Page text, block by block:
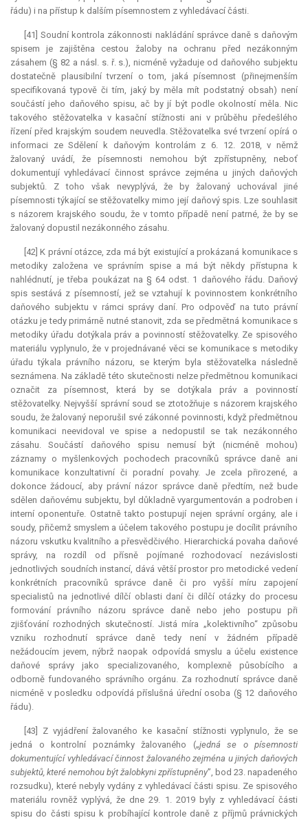
řádu) i na přístup k dalším písemnostem z vyhledávací části.
[41] Soudní kontrola zákonnosti nakládání správce daně s daňovým
spisem je zajištěna cestou žaloby na ochranu před nezákonným
zásahem (§ 82 a násl. s. ř. s.), nicméně vyžaduje od daňového subjektu
dostatečně plausibilní tvrzení o tom, jaká písemnost (přinejmenším
specifikovaná typově či tím, jaký by měla mít podstatný obsah) není
součástí jeho daňového spisu, ač by jí být podle okolností měla. Nic
takového stěžovatelka v kasační stížnosti ani v průběhu předešlého
řízení před krajským soudem neuvedla. Stěžovatelka své tvrzení opírá o
informaci ze Sdělení k daňovým kontrolám z 6. 12. 2018, v němž
žalovaný uvádí, že písemnosti nemohou být zpřístupněny, neboť
dokumentují vyhledávací činnost správce zejména u jiných daňových
subjektů. Z toho však nevyplývá, že by žalovaný uchovával jiné
písemnosti týkající se stěžovatelky mimo její daňový spis. Lze souhlasit
s názorem krajského soudu, že v tomto případě není patrné, že by se
žalovaný dopustil nezákonného zásahu.
[42] K právní otázce, zda má být existující a prokázaná komunikace s
metodiky založena ve správním spise a má být někdy přístupna k
nahlédnutí, je třeba poukázat na § 64 odst. 1 daňového řádu. Daňový
spis sestává z písemností, jež se vztahují k povinnostem konkrétního
daňového subjektu v rámci správy daní. Pro odpověď na tuto právní
otázku je tedy primárně nutné stanovit, zda se předmětná komunikace s
metodiky úřadu dotýkala práv a povinností stěžovatelky. Ze spisového
materiálu vyplynulo, že v projednávané věci se komunikace s metodiky
úřadu týkala právního názoru, se kterým byla stěžovatelka následně
seznámena. Na základě této skutečnosti nelze předmětnou komunikaci
označit za písemnost, která by se dotýkala práv a povinností
stěžovatelky. Nejvyšší správní soud se ztotožňuje s názorem krajského
soudu, že žalovaný neporušil své zákonné povinnosti, když předmětnou
komunikaci neevidoval ve spise a nedopustil se tak nezákonného
zásahu. Součástí daňového spisu nemusí být (nicméně mohou)
záznamy o myšlenkových pochodech pracovníků správce daně ani
komunikace konzultativní či poradní povahy. Je zcela přirozené, a
dokonce žádoucí, aby právní názor správce daně předtím, než bude
sdělen daňovému subjektu, byl důkladně vyargumentován a podroben i
interní oponentuře. Ostatně takto postupují nejen správní orgány, ale i
soudy, přičemž smyslem a účelem takového postupu je docílit právního
názoru vskutku kvalitního a přesvědčivého. Hierarchická povaha daňové
správy, na rozdíl od přísně pojímané rozhodovací nezávislosti
jednotlivých soudních instancí, dává větší prostor pro metodické vedení
konkrétních pracovníků správce daně či pro vyšší míru zapojení
specialistů na jednotlivé dílčí oblasti daní či dílčí otázky do procesu
formování právního názoru správce daně nebo jeho postupu při
zjišťování rozhodných skutečností. Jistá míra „kolektivního“ způsobu
vzniku rozhodnutí správce daně tedy není v žádném případě
nežádoucím jevem, nýbrž naopak odpovídá smyslu a účelu existence
daňové správy jako specializovaného, komplexně působícího a
odborně fundovaného správního orgánu. Za rozhodnutí správce daně
nicméně v posledku odpovídá příslušná úřední osoba (§ 12 daňového
řádu).
[43] Z vyjádření žalovaného ke kasační stížnosti vyplynulo, že se
jedná o kontrolní poznámky žalovaného („jedná se o písemnosti
dokumentující vyhledávací činnost žalovaného zejména u jiných daňových
subjektů, které nemohou být žalobkyni zpřístupněny”, bod 23. napadeného
rozsudku), které nebyly vydány z vyhledávací části spisu. Ze spisového
materiálu rovněž vyplývá, že dne 29. 1. 2019 byly z vyhledávací části
spisu do části spisu k probíhající kontrole daně z příjmů právnických